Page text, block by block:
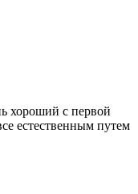
хороший с первой
естественным путем